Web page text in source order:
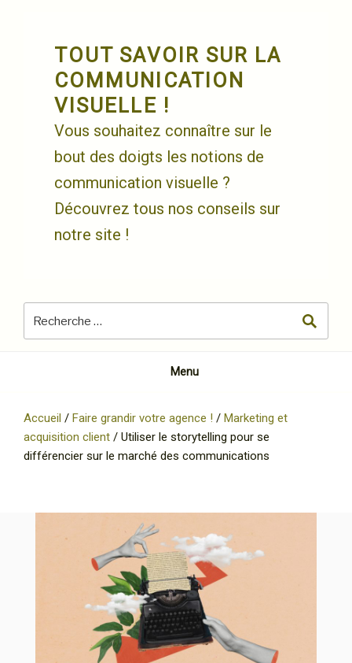
TOUT SAVOIR SUR LA
COMMUNICATION
VISUELLE !
Vous souhaitez connaître sur le
bout des doigts les notions de
communication visuelle ?
Découvrez tous nos conseils sur
notre site !
Menu
Accueil / Faire grandir votre agence ! / Marketing et
acquisition client / Utiliser le storytelling pour se
différencier sur le marché des communications